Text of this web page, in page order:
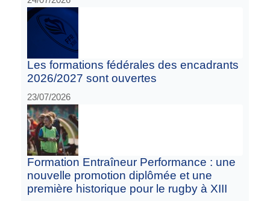
Les formations fédérales des encadrants
2026/2027 sont ouvertes
23/07/2026
Formation Entraîneur Performance : une
nouvelle promotion diplômée et une
première historique pour le rugby à XIII